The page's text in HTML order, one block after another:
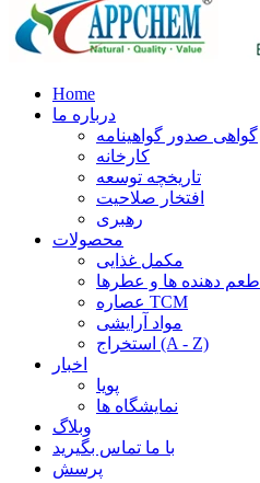
Home
درباره ما
گواهی صدور گواهینامه
کارخانه
تاریخچه توسعه
افتخار صلاحیت
رهبری
محصولات
مکمل غذایی
طعم دهنده ها و عطرها
عصاره TCM
مواد آرایشی
استخراج (A - Z)
اخبار
پویا
نمایشگاه ها
وبلاگ
با ما تماس بگیرید
پرسش